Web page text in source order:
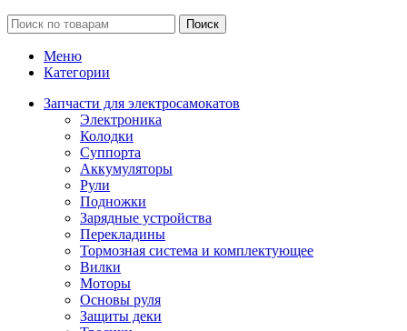
Поиск
Меню
Категории
Запчасти для электросамокатов
Электроника
Колодки
Суппорта
Аккумуляторы
Рули
Подножки
Зарядные устройства
Перекладины
Тормозная система и комплектующее
Вилки
Моторы
Основы руля
Защиты деки